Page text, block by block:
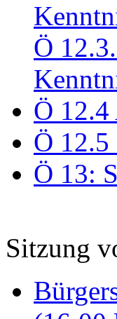
Ö
Ö
Ö
Ö 13:
Sitzung